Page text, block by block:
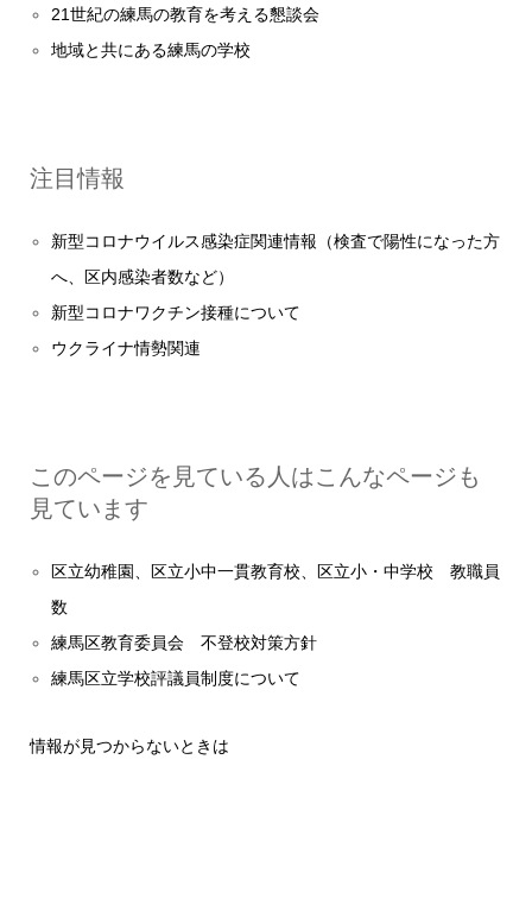
21世紀の練馬の教育を考える懇談会
地域と共にある練馬の学校
注目情報
新型コロナウイルス感染症関連情報（検査で陽性になった方
へ、区内感染者数など）
新型コロナワクチン接種について
ウクライナ情勢関連
このページを見ている人はこんなページも
見ています
区立幼稚園、区立小中一貫教育校、区立小・中学校 教職員
数
練馬区教育委員会 不登校対策方針
練馬区立学校評議員制度について
情報が見つからないときは